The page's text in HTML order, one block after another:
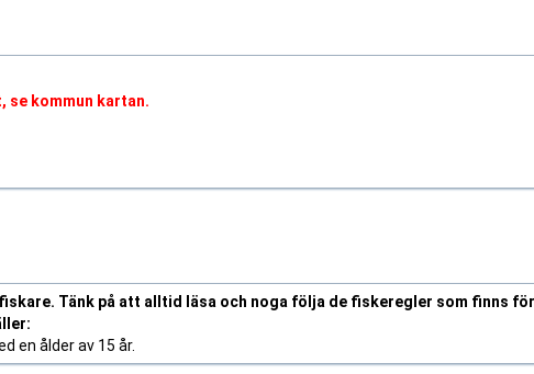
se kommun kartan.
Tänk på att alltid läsa och noga följa de fiskeregler som finns för
en ålder av 15 år.